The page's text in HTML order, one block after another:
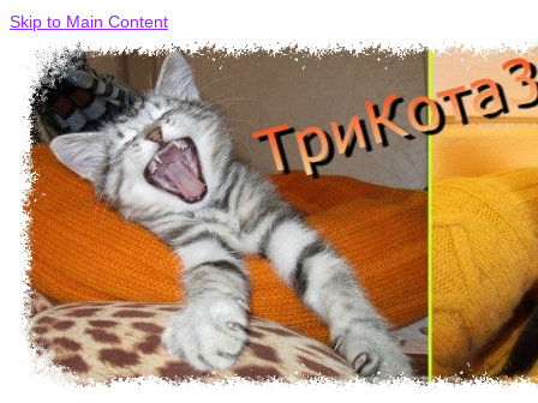
Skip to Main Content